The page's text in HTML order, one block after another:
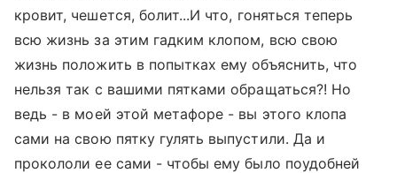
кровит, чешется, болит...И что, гоняться теперь
всю жизнь за этим гадким клопом, всю свою
жизнь положить в попытках ему объяснить, что
нельзя так с вашими пятками обращаться?! Но
ведь - в моей этой метафоре - вы этого клопа
сами на свою пятку гулять выпустили. Да и
прокололи ее сами - чтобы ему было поудобней